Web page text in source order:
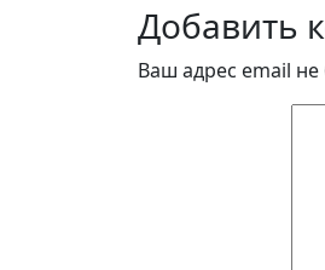
Добавить
Ваш адрес email не